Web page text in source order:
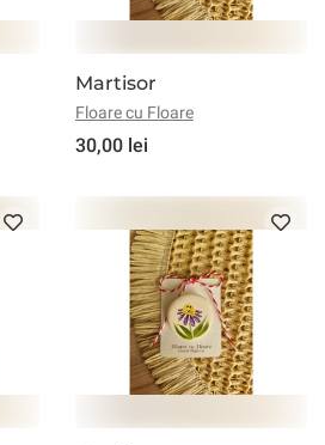
Martisor
Floare cu Floare
30,00 lei